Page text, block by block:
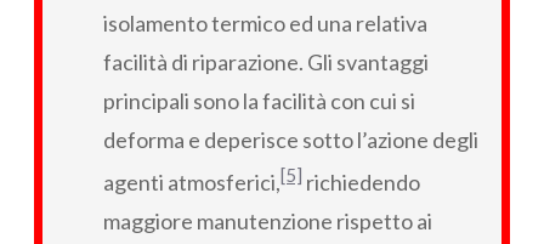
isolamento termico ed una relativa
facilità di riparazione. Gli svantaggi
principali sono la facilità con cui si
deforma e deperisce sotto l’azione degli
agenti atmosferici,[5] richiedendo
maggiore manutenzione rispetto ai